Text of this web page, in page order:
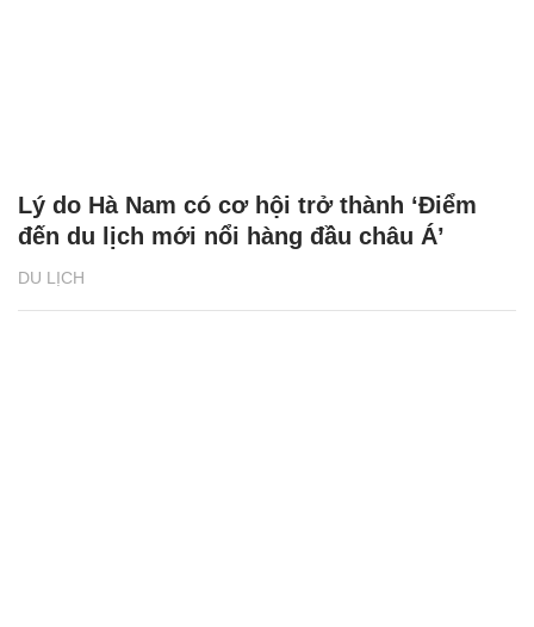
DU LỊCH
Lý do Hà Nam có cơ hội trở thành ‘Điểm
đến du lịch mới nổi hàng đầu châu Á’